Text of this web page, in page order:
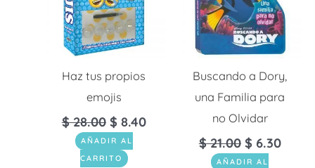
Haz tus propios
emojis
$28.00 $ 8.40
AÑADIR AL
CARRITO
Buscando a Dory,
una Familia para
no Olvidar
$21.00 $ 6.30
AÑADIR AL